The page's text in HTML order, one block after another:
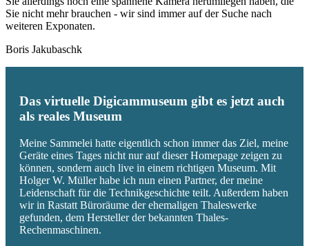
Sie nicht mehr brauchen - wir sind immer auf der Suche nach
weiteren Exponaten.
Boris Jakubaschk
Das virtuelle Digicammuseum gibt es jetzt auch
als reales Museum
Meine Sammelei hatte eigentlich schon immer das Ziel, meine
Geräte eines Tages nicht nur auf dieser Homepage zeigen zu
können, sondern auch live in einem richtigen Museum. Mit
Holger W. Müller habe ich nun einen Partner, der meine
Leidenschaft für die Technikgeschichte teilt. Außerdem haben
wir in Rastatt Büroräume der ehemaligen Thaleswerke
gefunden, dem Hersteller der bekannten Thales-
Rechenmaschinen.